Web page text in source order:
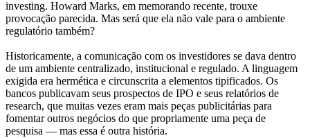
investing. Howard Marks, em memorando recente, trouxe
provocação parecida. Mas será que ela não vale para o ambiente
regulatório também?
Historicamente, a comunicação com os investidores se dava dentro
de um ambiente centralizado, institucional e regulado. A linguagem
exigida era hermética e circunscrita a elementos tipificados. Os
bancos publicavam seus prospectos de IPO e seus relatórios de
research, que muitas vezes eram mais peças publicitárias para
fomentar outros negócios do que propriamente uma peça de
pesquisa — mas essa é outra história.